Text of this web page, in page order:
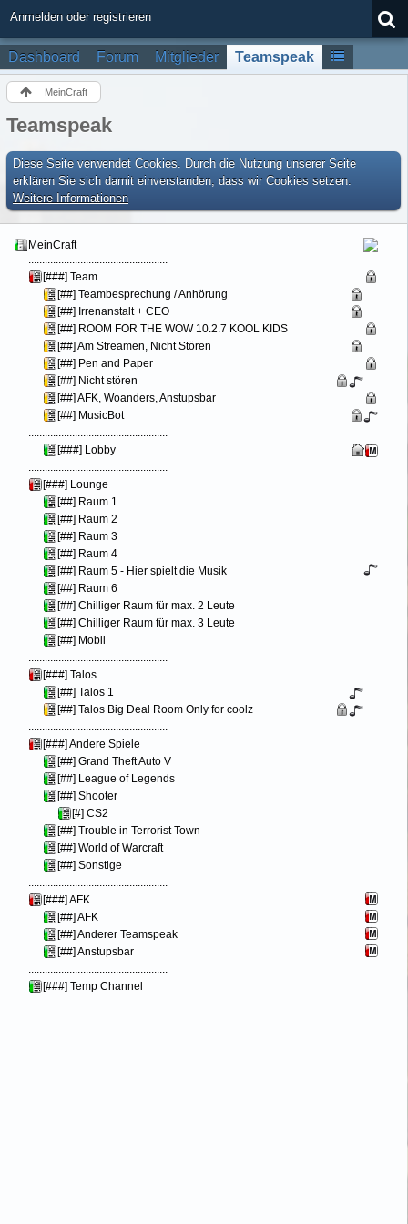
Anmelden oder registrieren
Dashboard Forum Mitglieder Teamspeak
MeinCraft
Teamspeak
Diese Seite verwendet Cookies. Durch die Nutzung unserer Seite
erklären Sie sich damit einverstanden, dass wir Cookies setzen.
Weitere Informationen